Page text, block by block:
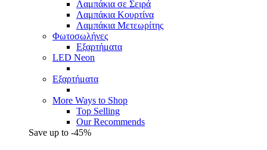
Λαμπάκια σε Σειρά
Λαμπάκια Κουρτίνα
Λαμπάκια Μετεωρίτης
Φωτοσωλήνες
Εξαρτήματα
LED Neon
Εξαρτήματα
More Ways to Shop
Top Selling
Our Recommends
Save up to -45%